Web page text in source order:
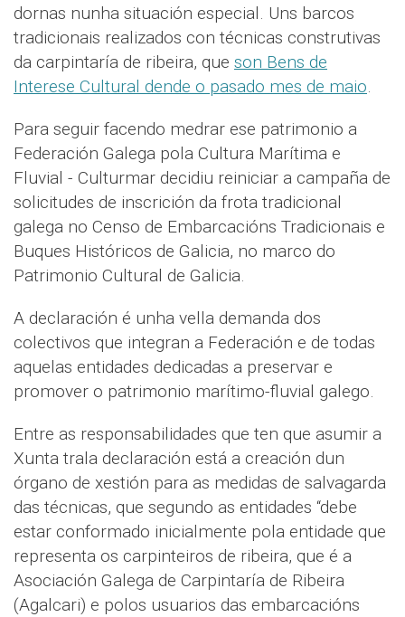
dornas nunha situación especial. Uns barcos
tradicionais realizados con técnicas construtivas
da carpintaría de ribeira, que son Bens de
Interese Cultural dende o pasado mes de maio.
Para seguir facendo medrar ese patrimonio a
Federación Galega pola Cultura Marítima e
Fluvial - Culturmar decidiu reiniciar a campaña de
solicitudes de inscrición da frota tradicional
galega no Censo de Embarcacións Tradicionais e
Buques Históricos de Galicia, no marco do
Patrimonio Cultural de Galicia.
A declaración é unha vella demanda dos
colectivos que integran a Federación e de todas
aquelas entidades dedicadas a preservar e
promover o patrimonio marítimo-fluvial galego.
Entre as responsabilidades que ten que asumir a
Xunta trala declaración está a creación dun
órgano de xestión para as medidas de salvagarda
das técnicas, que segundo as entidades “debe
estar conformado inicialmente pola entidade que
representa os carpinteiros de ribeira, que é a
Asociación Galega de Carpintaría de Ribeira
(Agalcari) e polos usuarios das embarcacións